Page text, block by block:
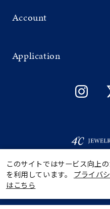
Account
Application
このサイトではサービス向上
を利用しています。 プライバ
はこちら